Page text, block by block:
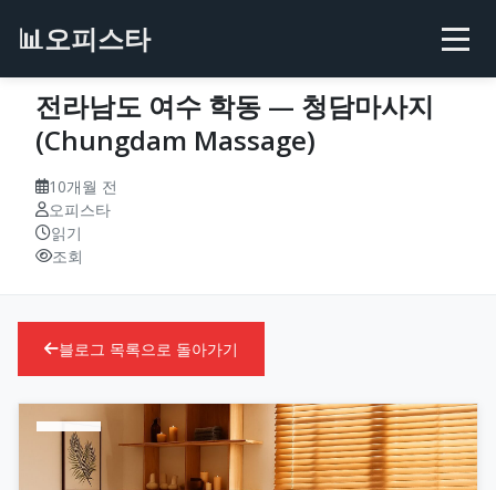
📊오피스타
전라남도 여수 학동 — 청담마사지
(Chungdam Massage)
10개월 전
오피스타
읽기
조회
블로그 목록으로 돌아가기